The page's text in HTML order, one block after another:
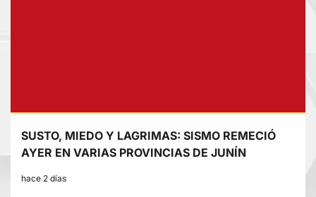
SUSTO, MIEDO Y LAGRIMAS: SISMO REMECIÓ
AYER EN VARIAS PROVINCIAS DE JUNÍN
hace 2 días